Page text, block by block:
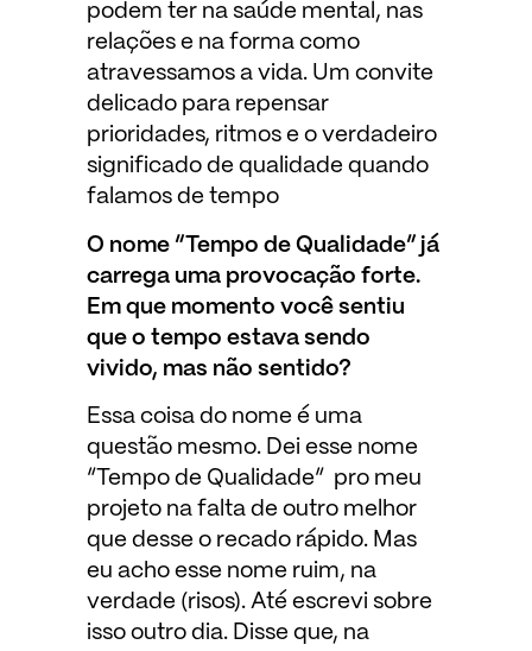
podem ter na saúde mental, nas
relações e na forma como
atravessamos a vida. Um convite
delicado para repensar
prioridades, ritmos e o verdadeiro
significado de qualidade quando
falamos de tempo
O nome “Tempo de Qualidade” já
carrega uma provocação forte.
Em que momento você sentiu
que o tempo estava sendo
vivido, mas não sentido?
Essa coisa do nome é uma
questão mesmo. Dei esse nome
“Tempo de Qualidade” pro meu
projeto na falta de outro melhor
que desse o recado rápido. Mas
eu acho esse nome ruim, na
verdade (risos). Até escrevi sobre
isso outro dia. Disse que, na